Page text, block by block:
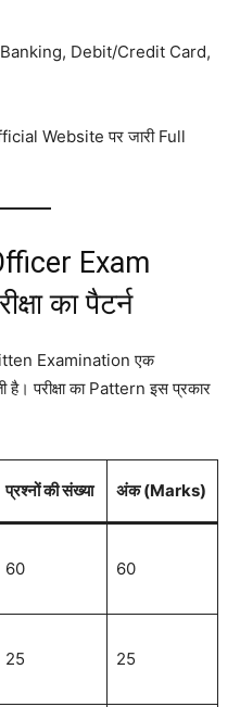
Debit/Credit Card,
Website पर जारी Full
Exam
का पैटर्न
Examination एक
है। परीक्षा का Pattern इस प्रकार
प्रश्नों की संख्या अंक (Marks)
60 60
25 25